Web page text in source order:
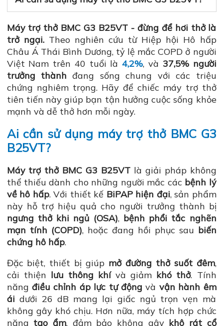
Máy trợ thở BMC G3 B25VT - đừng để hơi thở là
trở ngại.Theo nghiên cứu từ Hiệp hội Hô hấp
Châu Á Thái Bình Dương, tỷ lệ mắc COPD ở người
Việt Nam trên 40 tuổi là4,2%, và 37,5% người
trưởng thành đang sống chung với các triệu
chứng nghiêm trọng. Hãy để chiếc máy trợ thở
tiên tiến này giúp bạn tận hưởng cuộc sống khỏe
mạnh và dễ thở hơn mỗi ngày.
Ai cần sử dụng máy trợ thở BMC G3
B25VT?
Máy trợ thở BMC G3 B25VTlà giải pháp không
thể thiếu dành cho những người mắc các bệnh lý
về hô hấp. Với thiết kế BiPAP hiện đại, sản phẩm
này hỗ trợ hiệu quả cho người trưởng thành bị
ngưng thở khi ngủ (OSA), bệnh phổi tắc nghẽn
mạn tính (COPD), hoặc đang hồi phục sau biến
chứng hô hấp.
Đặc biệt, thiết bị giúp mở đường thở suốt đêm,
cải thiện lưu thông khívà giảm khó thở. Tính
năng điều chỉnh áp lực tự động và vận hành êm
ái dưới 26 dB mang lại giấc ngủ trọn vẹn mà
không gây khó chịu. Hơn nữa, máy tích hợp chức
năng tạo ẩm, đảm bảo không gây khô rát cổ